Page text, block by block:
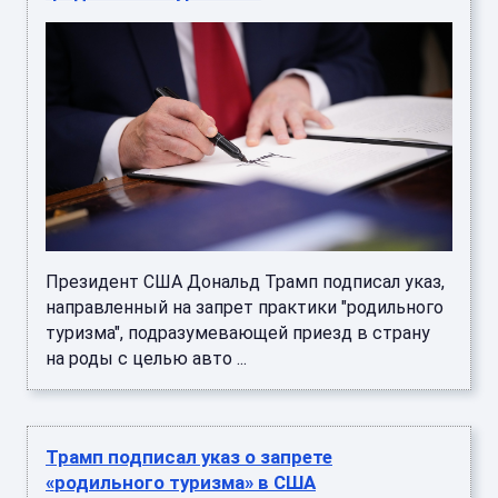
Президент США Дональд Трамп подписал указ,
направленный на запрет практики "родильного
туризма", подразумевающей приезд в страну
на роды с целью авто ...
Трамп подписал указ о запрете
«родильного туризма» в США